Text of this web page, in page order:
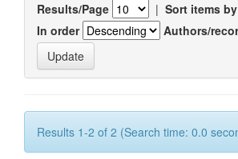
Results/Page | Sort items by
In order
Authors/
Results 1-2 of 2 (Search time: 0.0